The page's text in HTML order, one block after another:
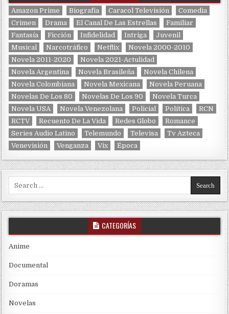
Amazon Prime Biografía Caracol Televisión
Comedia
Crimen
Drama El Canal De Las Estrellas
Familiar
Fantasía
Ficción Infidelidad Intriga
Juvenil
Musical
Narcotráfico Netflix
Novela 2000-2010
Novela 2011-2020
Novela 2021-Actulidad
Novela Argentina
Novela Brasileña
Novela Chilena
Novela Colombiana
Novela Mexicana
Novela Peruana
Novelas De Los 80
Novelas De Los 90
Novela Turca
Novela USA
Novela Venezolana Policial Política
RCN
RCTV
Recuento De La Vida Redes Globo
Romance
Series Audio Latino
Telemundo Televisa
Tv Azteca
Venevisión
Venganza Vix Época
CATEGORÍAS
Anime
Documental
Doramas
Novelas